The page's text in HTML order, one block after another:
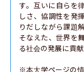
す。互いに自らを
しさ、協調性を発
りだしながら課題
そなえた、世界を
る社会の発展に貢献
※本大学ページの